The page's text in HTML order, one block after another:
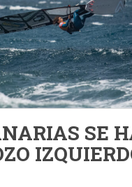
SE